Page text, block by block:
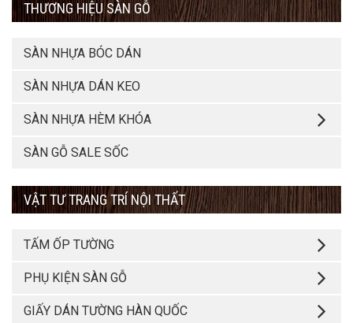
THƯƠNG HIỆU SÀN GỖ
SÀN NHỰA BÓC DÁN
SÀN NHỰA DÁN KEO
SÀN NHỰA HÈM KHÓA
SÀN GỖ SALE SỐC
VẬT TƯ TRANG TRÍ NỘI THẤT
TẤM ỐP TƯỜNG
PHỤ KIỆN SÀN GỖ
GIẤY DÁN TƯỜNG HÀN QUỐC